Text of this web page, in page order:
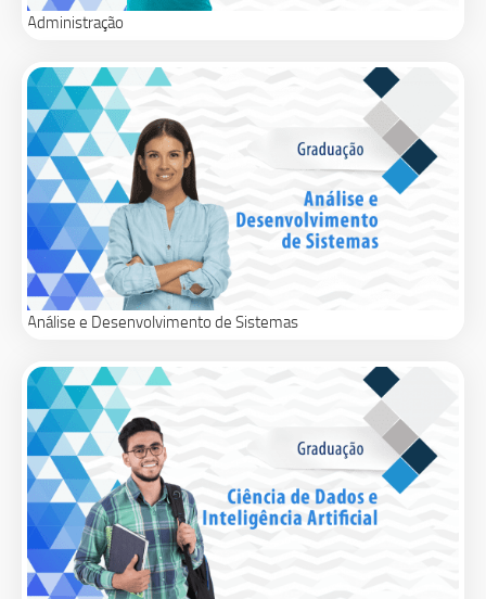
Administração
Análise e Desenvolvimento de Sistemas